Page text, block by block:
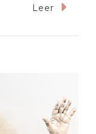
Ambidiestros
Leer